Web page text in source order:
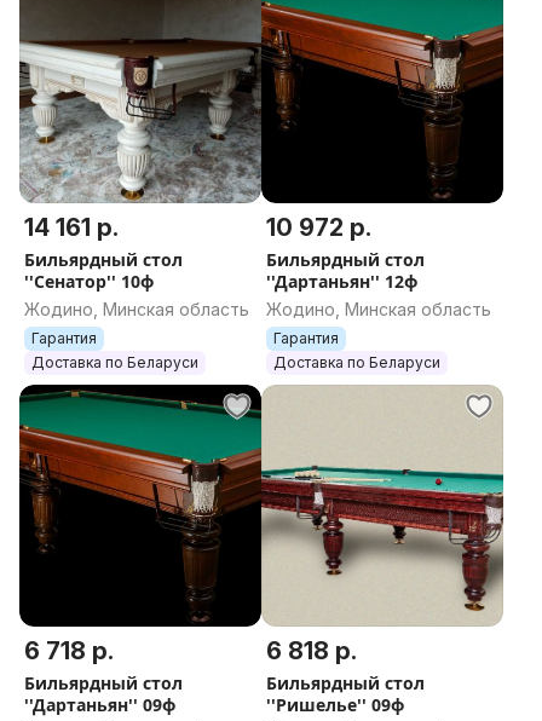
14 161 р.
Бильярдный стол
''Сенатор'' 10ф
Жодино, Минская область
Гарантия
Доставка по Беларуси
10 972 р.
Бильярдный стол
''Дартаньян'' 12ф
Жодино, Минская область
Гарантия
Доставка по Беларуси
6 718 р.
Бильярдный стол
''Дартаньян'' 09ф
6 818 р.
Бильярдный стол
''Ришелье'' 09ф